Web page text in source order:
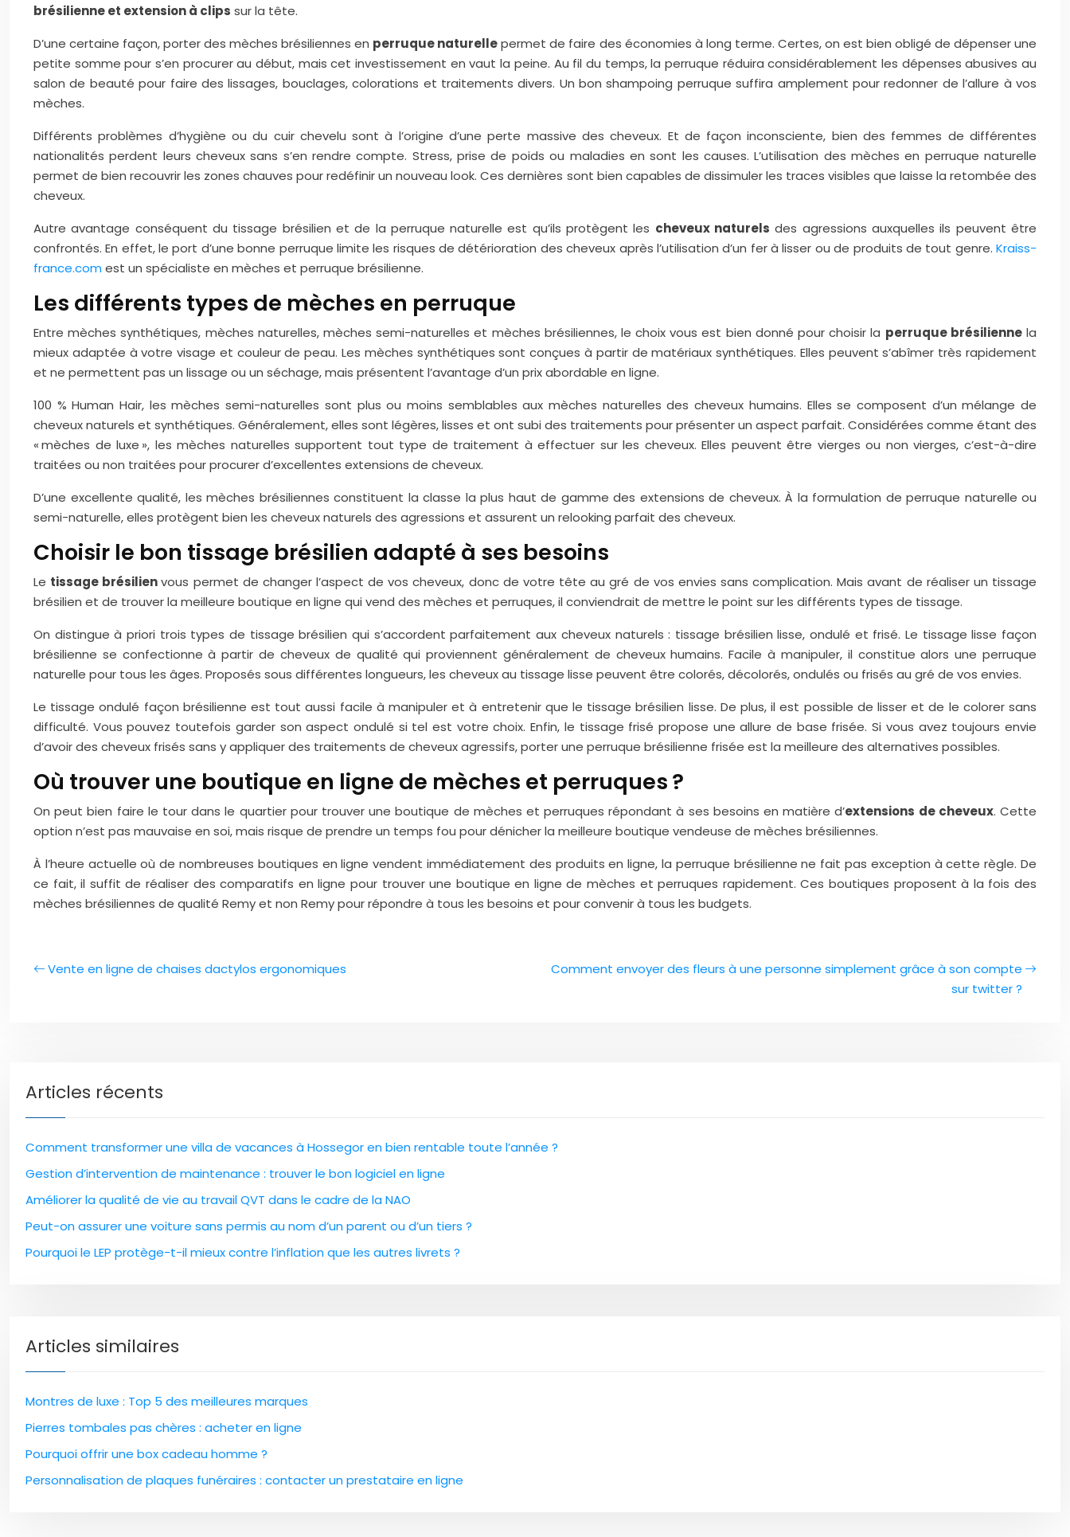
brésilienneet extension à clips sur la tête.
D’une certaine façon, porter des mèches brésiliennes en perruque naturellepermet de faire des économies à long terme. Certes, on est bien obligé de dépenser une
petite somme pour s’en procurer au début, mais cet investissement en vaut la peine. Au fil du temps, la perruque réduira considérablement les dépenses abusives au
salon de beauté pour faire des lissages, bouclages, colorations et traitements divers. Un bon shampoing perruque suffira amplement pour redonner de l’allure à vos
mèches.
Différents problèmes d’hygiène ou du cuir chevelu sont à l’origine d’une perte massive des cheveux. Et de façon inconsciente, bien des femmes de différentes
nationalités perdent leurs cheveux sans s’en rendre compte. Stress, prise de poids ou maladies en sont les causes. L’utilisation des mèches en perruque naturelle
permet de bien recouvrir les zones chauves pour redéfinir un nouveau look. Ces dernières sont bien capables de dissimuler les traces visibles que laisse la retombée des
cheveux.
Autre avantage conséquent du tissage brésilien et de la perruque naturelle est qu’ils protègent les cheveux naturels des agressions auxquelles ils peuvent être
confrontés. En effet, le port d’une bonne perruque limite les risques de détérioration des cheveux après l’utilisation d’un fer à lisser ou de produits de tout genre. Kraiss-
france.comest un spécialiste en mèches et perruque brésilienne.
Les différents types de mèches en perruque
Entre mèches synthétiques, mèches naturelles, mèches semi-naturelles et mèches brésiliennes, le choix vous est bien donné pour choisir la perruque brésiliennela
mieux adaptée à votre visage et couleur de peau. Les mèches synthétiques sont conçues à partir de matériaux synthétiques. Elles peuvent s’abîmer très rapidement
et ne permettent pas un lissage ou un séchage, mais présentent l’avantage d’un prix abordable en ligne.
100 % Human Hair, les mèches semi-naturelles sont plus ou moins semblables aux mèches naturelles des cheveux humains. Elles se composent d’un mélange de
cheveux naturels et synthétiques. Généralement, elles sont légères, lisses et ont subi des traitements pour présenter un aspect parfait. Considérées comme étant des
« mèches de luxe », les mèches naturelles supportent tout type de traitement à effectuer sur les cheveux. Elles peuvent être vierges ou non vierges, c’est-à-dire
traitées ou non traitées pour procurer d’excellentes extensions de cheveux.
D’une excellente qualité, les mèches brésiliennes constituent la classe la plus haut de gamme des extensions de cheveux. À la formulation de perruque naturelle ou
semi-naturelle, elles protègent bien les cheveux naturels des agressions et assurent un relooking parfait des cheveux.
Choisir le bon tissage brésilien adapté à ses besoins
Le tissage brésilienvous permet de changer l’aspect de vos cheveux, donc de votre tête au gré de vos envies sans complication. Mais avant de réaliser un tissage
brésilien et de trouver la meilleure boutique en ligne qui vend des mèches et perruques, il conviendrait de mettre le point sur les différents types de tissage.
On distingue à priori trois types de tissage brésilien qui s’accordent parfaitement aux cheveux naturels : tissage brésilien lisse, ondulé et frisé. Le tissage lisse façon
brésilienne se confectionne à partir de cheveux de qualité qui proviennent généralement de cheveux humains. Facile à manipuler, il constitue alors une perruque
naturelle pour tous les âges. Proposés sous différentes longueurs, les cheveux au tissage lisse peuvent être colorés, décolorés, ondulés ou frisés au gré de vos envies.
Le tissage ondulé façon brésilienne est tout aussi facile à manipuler et à entretenir que le tissage brésilien lisse. De plus, il est possible de lisser et de le colorer sans
difficulté. Vous pouvez toutefois garder son aspect ondulé si tel est votre choix. Enfin, le tissage frisé propose une allure de base frisée. Si vous avez toujours envie
d’avoir des cheveux frisés sans y appliquer des traitements de cheveux agressifs, porter une perruque brésilienne frisée est la meilleure des alternatives possibles.
Où trouver une boutique en ligne de mèches et perruques ?
On peut bien faire le tour dans le quartier pour trouver une boutique de mèches et perruques répondant à ses besoins en matière d’extensions de cheveux. Cette
option n’est pas mauvaise en soi, mais risque de prendre un temps fou pour dénicher la meilleure boutique vendeuse de mèches brésiliennes.
À l’heure actuelle où de nombreuses boutiques en ligne vendent immédiatement des produits en ligne, la perruque brésilienne ne fait pas exception à cette règle. De
ce fait, il suffit de réaliser des comparatifs en ligne pour trouver une boutique en ligne de mèches et perruques rapidement. Ces boutiques proposent à la fois des
mèches brésiliennes de qualité Remy et non Remy pour répondre à tous les besoins et pour convenir à tous les budgets.
Vente en ligne de chaises dactylos ergonomiques
Comment envoyer des fleurs à une personne simplement grâce à son compte
sur twitter ?
Articles récents
Comment transformer une villa de vacances à Hossegor en bien rentable toute l’année ?
Gestion d’intervention de maintenance : trouver le bon logiciel en ligne
Améliorer la qualité de vie au travail QVT dans le cadre de la NAO
Peut-on assurer une voiture sans permis au nom d’un parent ou d’un tiers ?
Pourquoi le LEP protège-t-il mieux contre l’inflation que les autres livrets ?
Articles similaires
Montres de luxe : Top 5 des meilleures marques
Pierres tombales pas chères : acheter en ligne
Pourquoi offrir une box cadeau homme ?
Personnalisation de plaques funéraires : contacter un prestataire en ligne